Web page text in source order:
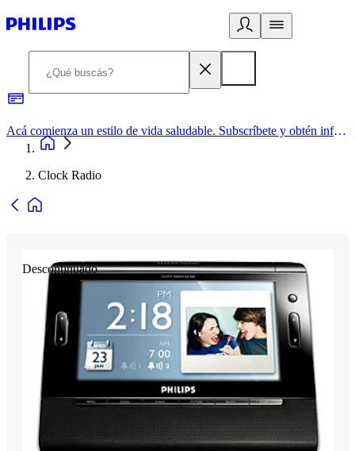
Acá comienza un estilo de vida saludable. Subscríbete y obtén información de primera mano
Clock Radio
Descontinuado